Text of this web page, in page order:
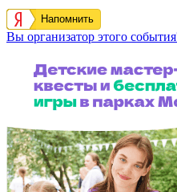
Напомнить
Вы организатор этого